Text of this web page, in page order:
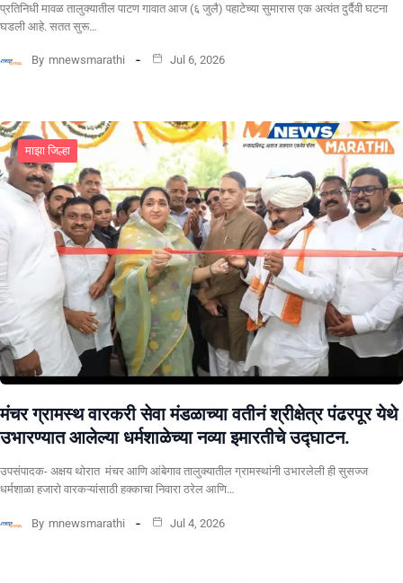
​प्रतिनिधी मावळ तालुक्यातील पाटण गावात आज (६ जुलै) पहाटेच्या सुमारास एक अत्यंत दुर्दैवी घटना
घडली आहे. सतत सुरू…
By mnewsmarathi Jul 6, 2026
माझा जिल्हा
मंचर ग्रामस्थ वारकरी सेवा मंडळाच्या वतीनं श्रीक्षेत्र पंढरपूर येथे
उभारण्यात आलेल्या धर्मशाळेच्या नव्या इमारतीचे उद्घाटन.
उपसंपादक- अक्षय थोरात मंचर आणि आंबेगाव तालुक्यातील ग्रामस्थांनी उभारलेली ही सुसज्ज
धर्मशाळा हजारो वारकऱ्यांसाठी हक्काचा निवारा ठरेल आणि…
By mnewsmarathi Jul 4, 2026